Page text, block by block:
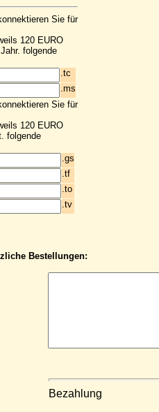
Sie für
120 EURO
folgende
.tc
.ms
Sie für
120 EURO
folgende
.gs
.tf
.to
.tv
Bestellungen:
Bezahlung